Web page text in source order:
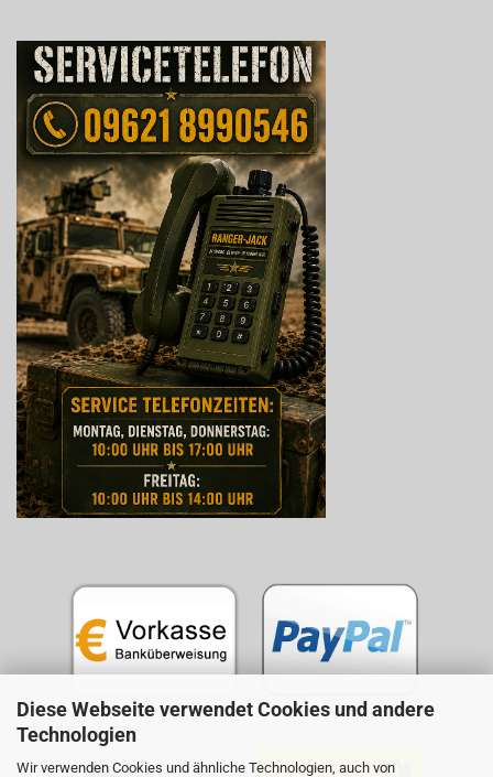
Diese Webseite verwendet Cookies und andere
Technologien
Wir verwenden Cookies und ähnliche Technologien, auch von